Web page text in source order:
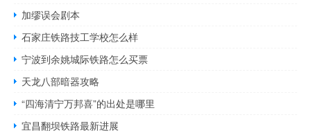
加缪误会剧本
石家庄铁路技工学校怎么样
宁波到余姚城际铁路怎么买票
天龙八部暗器攻略
“四海清宁万邦喜”的出处是哪里
宜昌翻坝铁路最新进展